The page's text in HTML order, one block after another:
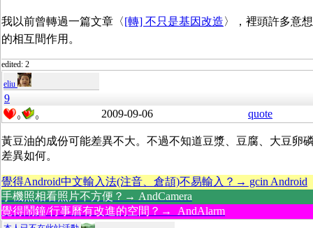
我以前曾轉過一篇文章〈[轉] 不只是基因改造〉，裡頭許多意
的相互間作用。
edited: 2
eliu
9
0 0 2009-09-06 quote
黃豆油的成份可能差異不大。不過不知道豆漿、豆腐、大豆卵
差異如何。
覺得Android中文輸入法(注音、倉頡)不易輸入？→ gcin Android
手機照相看照片不方便？→ AndCamera
覺得鬧鐘/行事曆有改進的空間？→ AndAlarm